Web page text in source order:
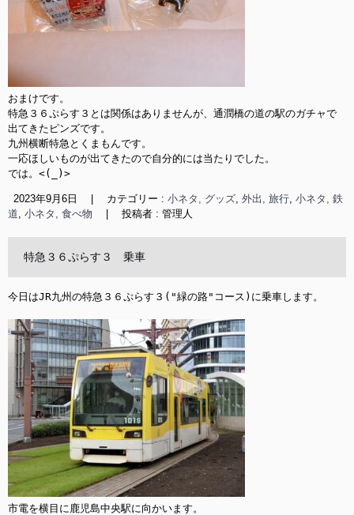
おまけです。
特急３６ぷらす３とは関係はありませんが、通潤橋の道の駅のガチャで
出てきたピンズです。
九州横断特急とくまもんです。
一応ほしいものが出てきたので自分的には当たりでした。
では。<(_)>
2023年9月6日 カテゴリー : 小ネタ, グッズ, 外出, 旅行, 小ネタ, 鉄
道, 小ネタ, 食べ物 投稿者 : 管理人
特急３６ぷらす３ 乗車
今日はJR九州の特急３６ぷらす３("緑の路"コース)に乗車します。
市電を横目に鹿児島中央駅に向かいます。